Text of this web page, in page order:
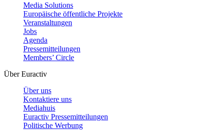
Media Solutions
Europäische öffentliche Projekte
Veranstaltungen
Jobs
Agenda
Pressemitteilungen
Members’ Circle
Über Euractiv
Über uns
Kontaktiere uns
Mediahuis
Euractiv Pressemitteilungen
Politische Werbung